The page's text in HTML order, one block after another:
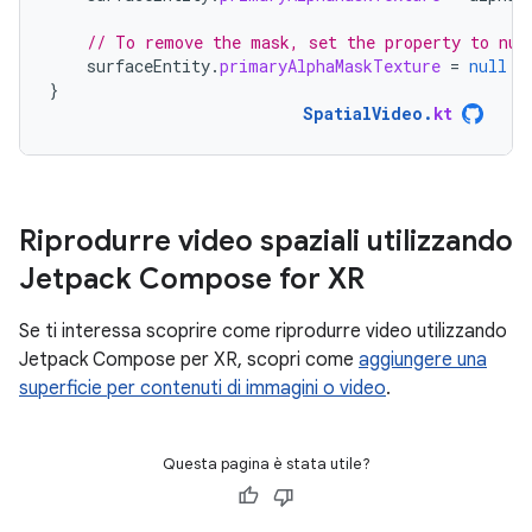
// To remove the mask, set the property to
surfaceEntity.primaryAlphaMaskTexture = null
}
SpatialVideo . kt
Riprodurre video spaziali utilizzando
Jetpack Compose for XR
Se ti interessa scoprire come riprodurre video utilizzando
Jetpack Compose per XR, scopri come aggiungere una
superficie per contenuti di immagini o video.
Questa pagina è stata utile?